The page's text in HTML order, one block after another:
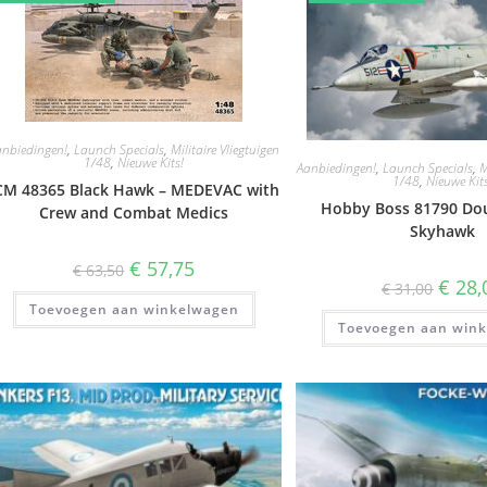
,Launch Specials,Militaire Vliegtuigen
1/48,Nieuwe Kits!
48365 Black Hawk – MEDEVAC with
Crew and Combat Medics
€63,50 Oorspronkelijke
prijs
was:
€ 63,50.
€ 57,75prijs
is:
€ 57,75.
Toevoegen aan winkelwagen
Aanbiedingen!,Launch Specials,
1/48,Nieuwe
Hobby Boss 81790
Skyhawk
€31,00 prijs
was:
€
€
Toevoegen aan